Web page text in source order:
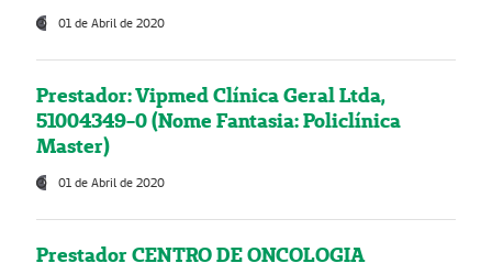
01 de Abril de 2020
Prestador: Vipmed Clínica Geral Ltda,
51004349-0 (Nome Fantasia: Policlínica
Master)
01 de Abril de 2020
Prestador CENTRO DE ONCOLOGIA